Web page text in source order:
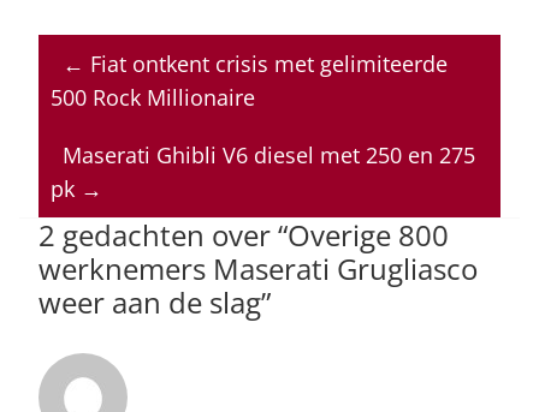
at
s
p
p
c
e
o
k
k
e
n
re
a
s
ai
l
← Fiat ontkent crisis met gelimiteerde
500 Rock Millionaire
Maserati Ghibli V6 diesel met 250 en 275
pk →
2 gedachten over “Overige 800
werknemers Maserati Grugliasco
weer aan de slag”